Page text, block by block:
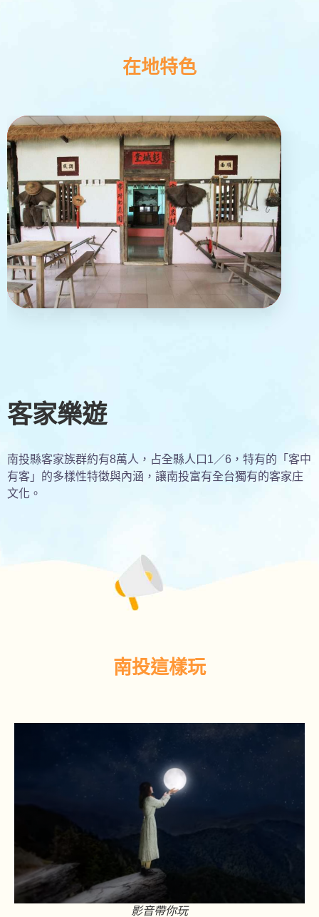
在地特色
客家樂遊
南投縣客家族群約有8萬人，占全縣人口1／6，特有的「客中
有客」的多樣性特徵與內涵，讓南投富有全台獨有的客家庄
文化。
南投這樣玩
影音帶你玩